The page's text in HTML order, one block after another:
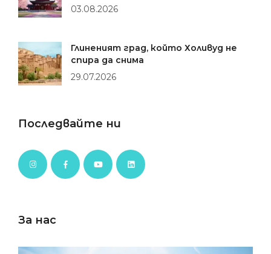
03.08.2026
Глиненият град, който Холивуд не
спира да снима
29.07.2026
Последвайте ни
За нас